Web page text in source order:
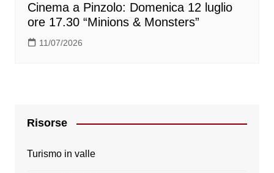
Cinema a Pinzolo: Domenica 12 luglio
ore 17.30 “Minions & Monsters”
11/07/2026
Risorse
Turismo in valle